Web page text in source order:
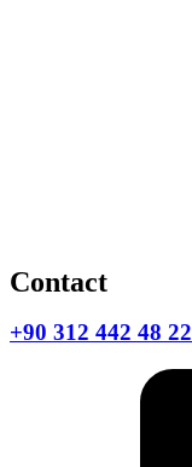
Contact
+90 312 442 48 22